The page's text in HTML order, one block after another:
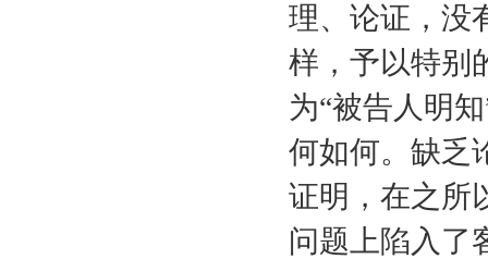
理、论证，没
样，予以特别
为“被告人明
何如何。缺乏
证明，在之所
问题上陷入了